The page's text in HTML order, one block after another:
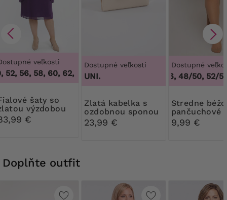
veľkosti
56, 58, 60, 62,48, 50, 52, 56, 58, 60, 62
so
výzdobou
€
Dostupné veľkosti
UNI.
Zlatá kabelka s
ozdobnou sponou
23,99 €
Dostupné
44/46, 48/50, 52/
Stredne béžové
pančuchové
nohavice 30
Ribessa
9,99 €
Doplňte outfit